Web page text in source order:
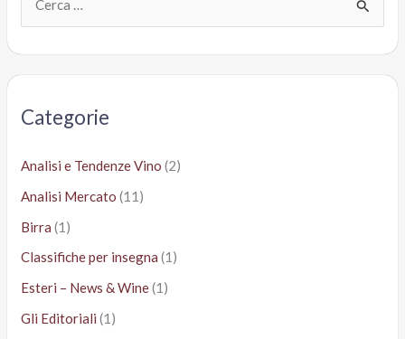
Categorie
Analisi e Tendenze Vino (2)
Analisi Mercato (11)
Birra (1)
Classifiche per insegna (1)
Esteri – News & Wine(1)
Gli Editoriali (1)